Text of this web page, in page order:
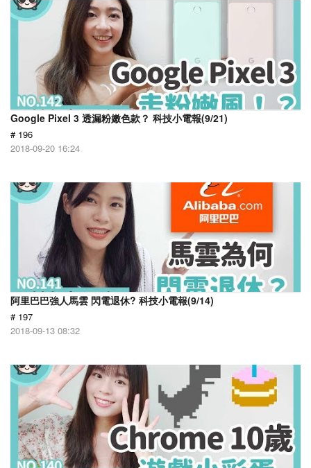
Google Pixel 3 透漏粉嫩色款？ 科技小電報(9/21)
# 196
2018-09-20 16:24
阿里巴巴強人馬雲 閃電退休? 科技小電報(9/14)
# 197
2018-09-13 08:32